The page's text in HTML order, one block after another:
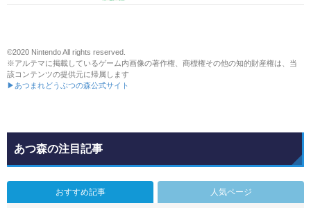
©2020 Nintendo All rights reserved.
※アルテマに掲載しているゲーム内画像の著作権、商標権その他の知的財産権は、当
該コンテンツの提供元に帰属します
▶あつまれどうぶつの森公式サイト
あつ森の注目記事
おすすめ記事 人気ページ